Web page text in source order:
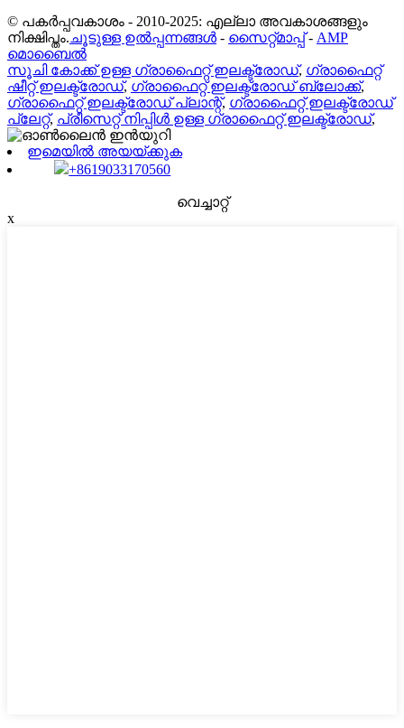
© പകർപ്പവകാശം - 2010-2025: എല്ലാ അവകാശങ്ങളും
നിക്ഷിപ്തം. ചൂടുള്ള ഉൽപ്പന്നങ്ങൾ - സൈറ്റ്മാപ്പ്- AMP
മൊബൈൽ
സൂചി കോക്ക് ഉള്ള ഗ്രാഫൈറ്റ് ഇലക്ട്രോഡ്, ഗ്രാഫൈറ്റ്
ഷീറ്റ് ഇലക്ട്രോഡ്, ഗ്രാഫൈറ്റ് ഇലക്ട്രോഡ് ബ്ലോക്ക്,
ഗ്രാഫൈറ്റ് ഇലക്ട്രോഡ് പ്ലാന്റ്, ഗ്രാഫൈറ്റ് ഇലക്ട്രോഡ്
പ്ലേറ്റ്, പ്രീസെറ്റ് നിപ്പിൾ ഉള്ള ഗ്രാഫൈറ്റ് ഇലക്ട്രോഡ്,
ഇമെയിൽ അയയ്ക്കുക
+8619033170560
വെച്ചാറ്റ്
x